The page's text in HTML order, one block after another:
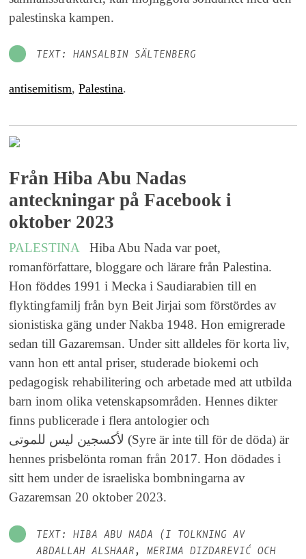
palestinska kampen.
TEXT: HANSALBIN SÄLTENBERG
antisemitism,Palestina.
Från Hiba Abu Nadas
anteckningar på Facebook i
oktober 2023
PALESTINA
Hiba Abu Nada var poet,
romanförfattare, bloggare och lärare från Palestina.
Hon föddes 1991 i Mecka i Saudiarabien till en
flyktingfamilj från byn Beit Jirjai som förstördes av
sionistiska gäng under Nakba 1948. Hon emigrerade
sedan till Gazaremsan. Under sitt alldeles för korta liv,
vann hon ett antal priser, studerade biokemi och
pedagogisk rehabilitering och arbetade med att utbilda
barn inom olika vetenskapsområden. Hennes dikter
finns publicerade i flera antologier och
لأكسجين ليس للموتى (Syre är inte till för de döda) är
hennes prisbelönta roman från 2017. Hon dödades i
sitt hem under de israeliska bombningarna av
Gazaremsan 20 oktober 2023.
TEXT: HIBA ABU NADA (I TOLKNING AV
ABDALLAH ALSHAAR, MERIMA DIZDAREVIĆ OCH